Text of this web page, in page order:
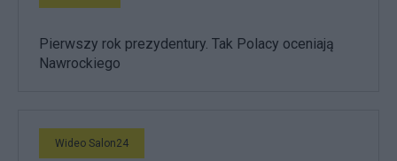
Pierwszy rok prezydentury. Tak Polacy oceniają
Nawrockiego
Wideo Salon24